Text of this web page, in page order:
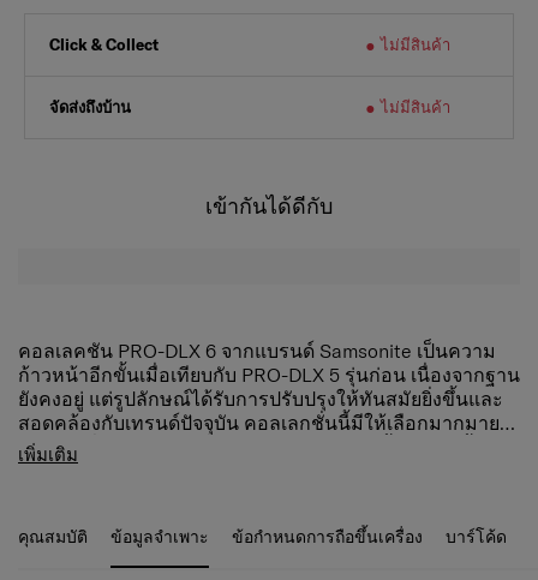
Click & Collect ไม่มีสินค้า
จัดส่งถึงบ้าน ไม่มีสินค้า
เข้ากันได้ดีกับ
คอลเลคชัน PRO-DLX 6 จากแบรนด์ Samsonite เป็นความ
ก้าวหน้าอีกขั้นเมื่อเทียบกับ PRO-DLX 5 รุ่นก่อน เนื่องจากฐาน
ยังคงอยู่ แต่รูปลักษณ์ได้รับการปรับปรุงให้ทันสมัยยิ่งขึ้นและ
สอดคล้องกับเทรนด์ปัจจุบัน คอลเลกชั่นนี้มีให้เลือกมากมาย
โดยเน้นที่รุ่นหลักและเกี่ยวข้องกับแนวโน้มในอนาคต คอล
เลกชันที่ปรับปรุงใหม่นี้มีช่องที่ปรับปรุงใหม่สำหรับแล็ปท็อป
PRO-DLX 6 ได้รับการปรับปรุงใหม่ และตอนนี้ทันสมัย น้ำ
หนักเบา และมีสีสันกว่าที่เคย รูปทรงร่วมสมัย ตัวเลือกองค์กร
ลดทอนประสิทธิภาพ ตั้งแต่เป้สะพายหลังอัจฉริยะไปจนถึง
กระเป๋าเดินทางที่หรูหราและกระเป๋าสตางค์ที่เข้าชุดกัน PRO-
เพิ่มเติม
คุณสมบัติ ข้อมูลจำเพาะ ข้อกำหนดการถือขึ้นเครื่อง บาร์โค้ด